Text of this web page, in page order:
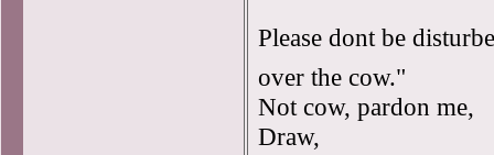
Please dont be
over the cow."
Not cow, pardon me,
Draw,